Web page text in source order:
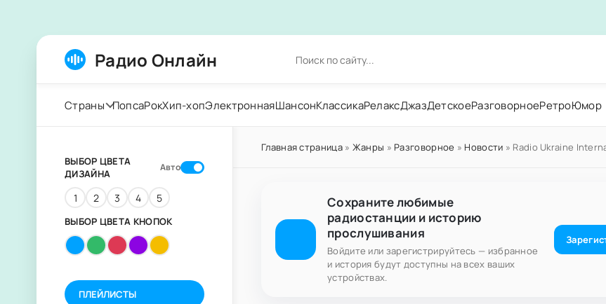
Радио Онлайн
Страны ПопсаРокХип-хопЭлектроннаяШансонКлассикаРелаксДжазДетскоеРазговорноеРетроЮмор
Главная страница» Жанры » Разговорное » Новости » Radio Ukraine
Сохраните любимые
радиостанции и историю
прослушивания
Войдите или зарегистрируйтесь — избранное
и история будут доступны на всех ваших
устройствах.
ВЫБОР ЦВЕТА
ДИЗАЙНА
Авто
1 2 3 4 5
ВЫБОР ЦВЕТА КНОПОК
ПЛЕЙЛИСТЫ